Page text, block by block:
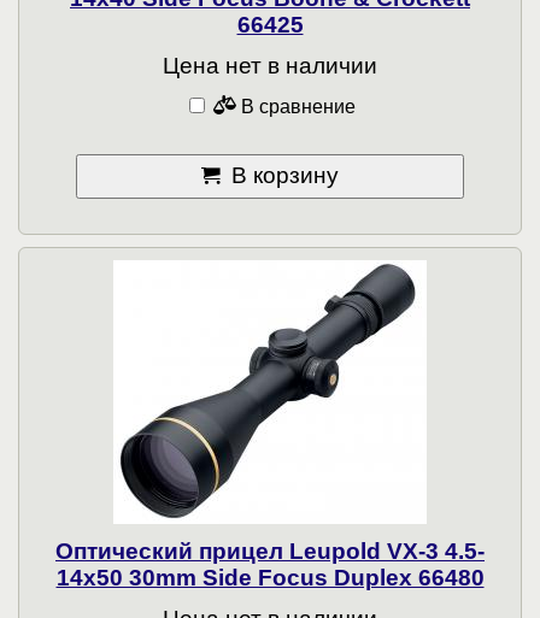
66425
Цена нет в наличии
В сравнение
В корзину
Оптический прицел Leupold VX-3 4.5-
14x50 30mm Side Focus Duplex 66480